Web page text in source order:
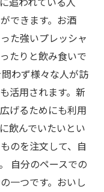
できます。お酒
た強いプレッシャ
たりと飲み食いで
わず様々な人が訪
活用されます。新
げるためにも利用
飲んでいたいとい
のを注文して、自
自分のペースでの
一つです。おいし